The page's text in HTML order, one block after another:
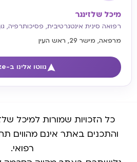
מיכל שלזינגר
רפואה סינית אינטגרטיבית, פסיכותרפיה,
מרפאה, מישר 29, ראש העין
נווטו אלינו ב-Waze
כל הזכויות שמורות למיכל
והתכנים באתר אינם מהווים
רפואי.